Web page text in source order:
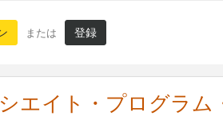
または 登録
エイト・プログラム